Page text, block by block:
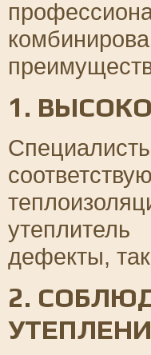
1.
дефекты,
2.